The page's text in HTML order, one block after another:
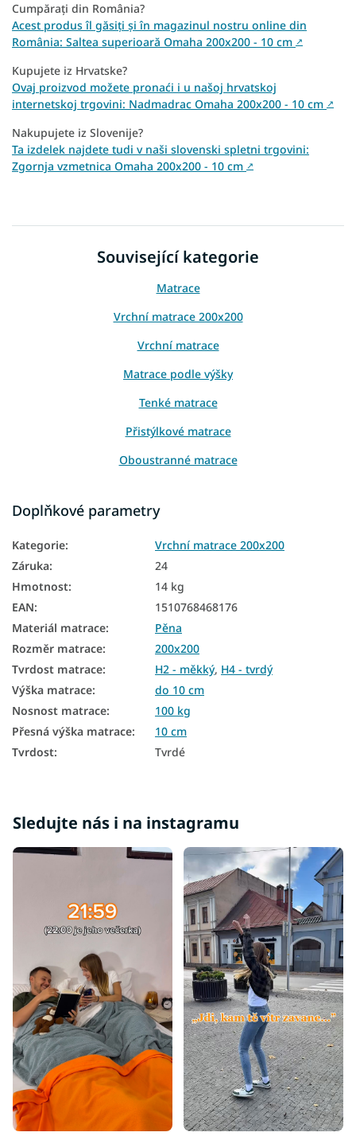
Cumpărați din România?
Acest produs îl găsiți și în magazinul nostru online din
România: Saltea superioară Omaha 200x200 - 10 cm ↗
Kupujete iz Hrvatske?
Ovaj proizvod možete pronaći i u našoj hrvatskoj
internetskoj trgovini: Nadmadrac Omaha 200x200 - 10 cm ↗
Nakupujete iz Slovenije?
Ta izdelek najdete tudi v naši slovenski spletni trgovini:
Zgornja vzmetnica Omaha 200x200 - 10 cm ↗
Související kategorie
Matrace
Vrchní matrace 200x200
Vrchní matrace
Matrace podle výšky
Tenké matrace
Přistýlkové matrace
Oboustranné matrace
Matrace na gauč
Matrace na válendu
Vrchní matrace Aloe Vera
Tenké matrace 200x200
Vrchní matrace tvrdé
Vrchní matrace 10 cm
Doplňkové parametry
Kategorie:
Vrchní matrace 200x200
Záruka:
24
Hmotnost:
14 kg
EAN:
1510768468176
Materiál matrace:
Pěna
Rozměr matrace:
200x200
Tvrdost matrace: H2 - měkký, H4 - tvrdý
Výška matrace:
do 10 cm
Nosnost matrace:
100 kg
Přesná výška matrace:
10 cm
Tvrdost: Tvrdé
Sledujte nás i na instagramu